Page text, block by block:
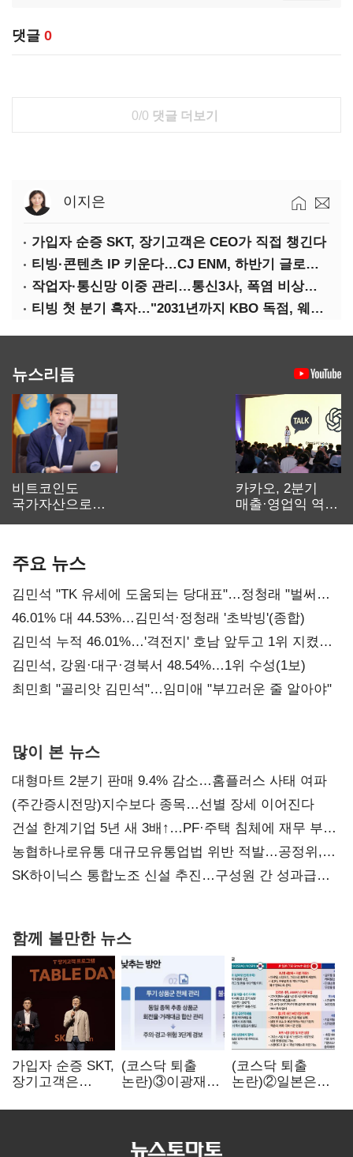
댓글 0
0/0 댓글 더보기
이지은
가입자 순증 SKT, 장기고객은 CEO가 직접 챙긴다
티빙·콘텐츠 IP 키운다…CJ ENM, 하반기 글로벌 확장 가속
작업자·통신망 이중 관리…통신3사, 폭염 비상대응 돌입
티빙 첫 분기 흑자…"2031년까지 KBO 독점, 웨이브 합병도 속도"
뉴스리듬
비트코인도
국가자산으로…'
카카오, 2분기
매출·영업익 역대
주요 뉴스
김민석 "TK 유세에 도움되는 당대표"…정청래 "벌써
대표된 양 당직 배분"
46.01% 대 44.53%…김민석·정청래 '초박빙'(종합)
김민석 누적 46.01%…'격전지' 호남 앞두고 1위 지켰다
(2보)
김민석, 강원·대구·경북서 48.54%…1위 수성(1보)
최민희 "골리앗 김민석"…임미애 "부끄러운 줄 알아야"
많이 본 뉴스
대형마트 2분기 판매 9.4% 감소…홈플러스 사태 여파
(주간증시전망)지수보다 종목…선별 장세 이어진다
건설 한계기업 5년 새 3배↑…PF·주택 침체에 재무 부담
확대
농협하나로유통 대규모유통업법 위반 적발…공정위,
과징금 4억6200만원 부과
SK하이닉스 통합노조 신설 추진…구성원 간 성과급
함께 볼만한 뉴스
가입자 순증 SKT,
장기고객은
챙긴다
(코스닥 퇴출
논란)③이광재
자동차 없애지는
(코스닥 퇴출
논란)②일본은
기다려주는데